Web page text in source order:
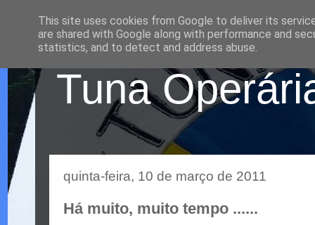
Tuna
quinta-feira, 10 de março de 2011
Há muito, muito tempo ......
This site uses cookies from Google to deliver its
are shared with Google along with performance and
statistics, and to detect and address abuse.